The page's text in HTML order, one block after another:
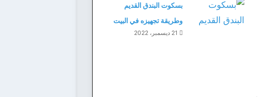
بسكوت البندق القديم
وطريقة تجهيزه في البيت
21 ديسمبر، 2022